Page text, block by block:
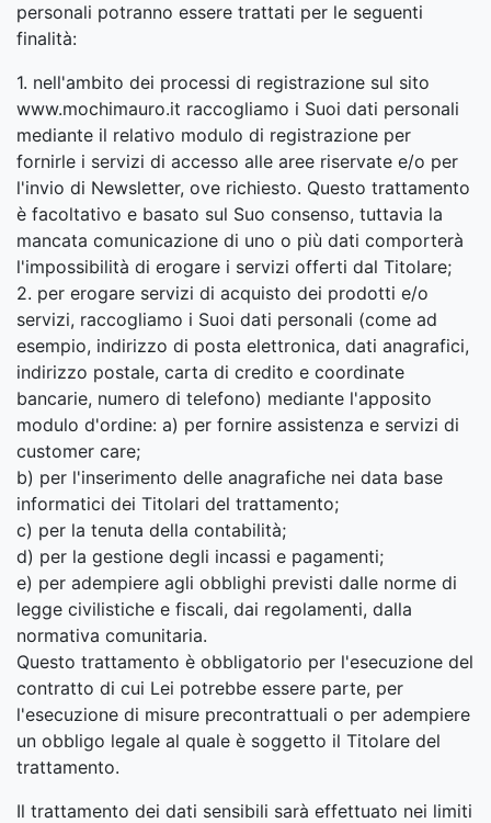
personali potranno essere trattati per le seguenti
finalità:
1. nell'ambito dei processi di registrazione sul sito
www.mochimauro.it raccogliamo i Suoi dati personali
mediante il relativo modulo di registrazione per
fornirle i servizi di accesso alle aree riservate e/o per
l'invio di Newsletter, ove richiesto. Questo trattamento
è facoltativo e basato sul Suo consenso, tuttavia la
mancata comunicazione di uno o più dati comporterà
l'impossibilità di erogare i servizi offerti dal Titolare;
2. per erogare servizi di acquisto dei prodotti e/o
servizi, raccogliamo i Suoi dati personali (come ad
esempio, indirizzo di posta elettronica, dati anagrafici,
indirizzo postale, carta di credito e coordinate
bancarie, numero di telefono) mediante l'apposito
modulo d'ordine: a) per fornire assistenza e servizi di
customer care;
b) per l'inserimento delle anagrafiche nei data base
informatici dei Titolari del trattamento;
c) per la tenuta della contabilità;
d) per la gestione degli incassi e pagamenti;
e) per adempiere agli obblighi previsti dalle norme di
legge civilistiche e fiscali, dai regolamenti, dalla
normativa comunitaria.
Questo trattamento è obbligatorio per l'esecuzione del
contratto di cui Lei potrebbe essere parte, per
l'esecuzione di misure precontrattuali o per adempiere
un obbligo legale al quale è soggetto il Titolare del
trattamento.
Il trattamento dei dati sensibili sarà effettuato nei limiti